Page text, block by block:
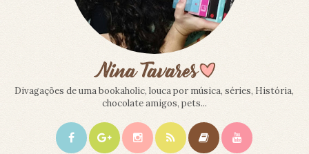
Divagações de uma bookaholic, louca por música, séries, História,
chocolate amigos, pets...